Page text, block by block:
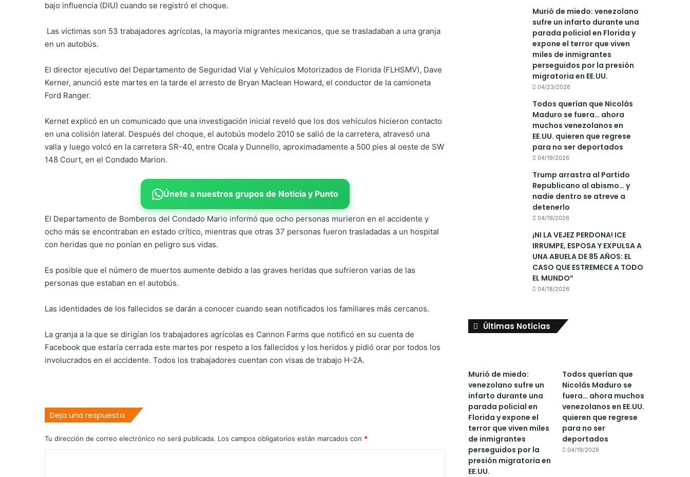
bajo influencia (DIU) cuando se registró el choque.
Las víctimas son 53 trabajadores agrícolas, la mayoría migrantes mexicanos, que se trasladaban a una granja
en un autobús.
El director ejecutivo del Departamento de Seguridad Vial y Vehículos Motorizados de Florida (FLHSMV), Dave
Kerner, anunció este martes en la tarde el arresto de Bryan Maclean Howard, el conductor de la camioneta
Ford Ranger.
Kernet explicó en un comunicado que una investigación inicial reveló que los dos vehículos hicieron contacto
en una colisión lateral. Después del choque, el autobús modelo 2010 se salió de la carretera, atravesó una
valla y luego volcó en la carretera SR-40, entre Ocala y Dunnello, aproximadamente a 500 pies al oeste de SW
148 Court, en el Condado Marion.
Únete a nuestros grupos de Noticia y Punto
El Departamento de Bomberos del Condado Mario informó que ocho personas murieron en el accidente y
ocho más se encontraban en estado crítico, mientras que otras 37 personas fueron trasladadas a un hospital
con heridas que no ponían en peligro sus vidas.
Es posible que el número de muertos aumente debido a las graves heridas que sufrieron varias de las
personas que estaban en el autobús.
Las identidades de los fallecidos se darán a conocer cuando sean notificados los familiares más cercanos.
La granja a la que se dirigían los trabajadores agrícolas es Cannon Farms que notificó en su cuenta de
Facebook que estaría cerrada este martes por respeto a los fallecidos y los heridos y pidió orar por todos los
involucrados en el accidente. Todos los trabajadores cuentan con visas de trabajo H-2A.
Deja una respuesta
Tu dirección de correo electrónico no será publicada. Los campos obligatorios están marcados con *
Murió de miedo: venezolano
sufre un infarto durante una
parada policial en Florida y
expone el terror que viven
miles de inmigrantes
perseguidos por la presión
migratoria en EE.UU.
04/23/2026
Todos querían que Nicolás
Maduro se fuera… ahora
muchos venezolanos en
EE.UU. quieren que regrese
para no ser deportados
04/19/2026
Trump arrastra al Partido
Republicano al abismo… y
nadie dentro se atreve a
detenerlo
04/19/2026
¡NI LA VEJEZ PERDONA! ICE
IRRUMPE, ESPOSA Y EXPULSA A
UNA ABUELA DE 85 AÑOS: EL
CASO QUE ESTREMECE A TODO
EL MUNDO”
04/18/2026
Últimas Noticias
Murió de miedo:
venezolano sufre un
infarto durante una
parada policial en
Florida y expone el
terror que viven miles
de inmigrantes
perseguidos por la
presión migratoria en
EE.UU.
Todos querían que
Nicolás Maduro se
fuera… ahora muchos
venezolanos en EE.UU.
quieren que regrese
para no ser
deportados
04/19/2026